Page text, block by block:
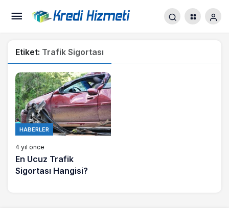
Etiket: Trafik Sigortası
HABERLER
4 yıl önce
En Ucuz Trafik
Sigortası Hangisi?